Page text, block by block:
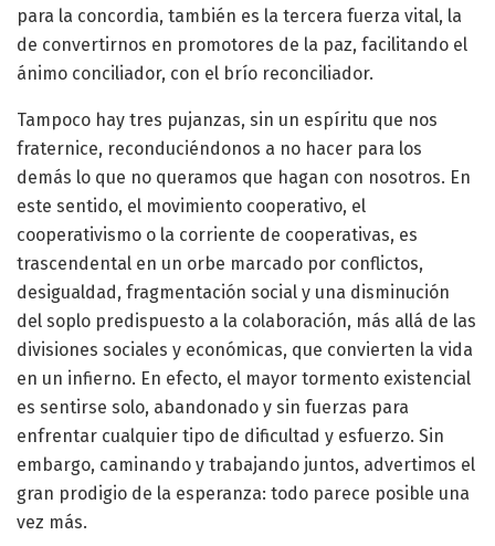
para la concordia, también es la tercera fuerza vital, la
de convertirnos en promotores de la paz, facilitando el
ánimo conciliador, con el brío reconciliador.
Tampoco hay tres pujanzas, sin un espíritu que nos
fraternice, reconduciéndonos a no hacer para los
demás lo que no queramos que hagan con nosotros. En
este sentido, el movimiento cooperativo, el
cooperativismo o la corriente de cooperativas, es
trascendental en un orbe marcado por conflictos,
desigualdad, fragmentación social y una disminución
del soplo predispuesto a la colaboración, más allá de las
divisiones sociales y económicas, que convierten la vida
en un infierno. En efecto, el mayor tormento existencial
es sentirse solo, abandonado y sin fuerzas para
enfrentar cualquier tipo de dificultad y esfuerzo. Sin
embargo, caminando y trabajando juntos, advertimos el
gran prodigio de la esperanza: todo parece posible una
vez más.